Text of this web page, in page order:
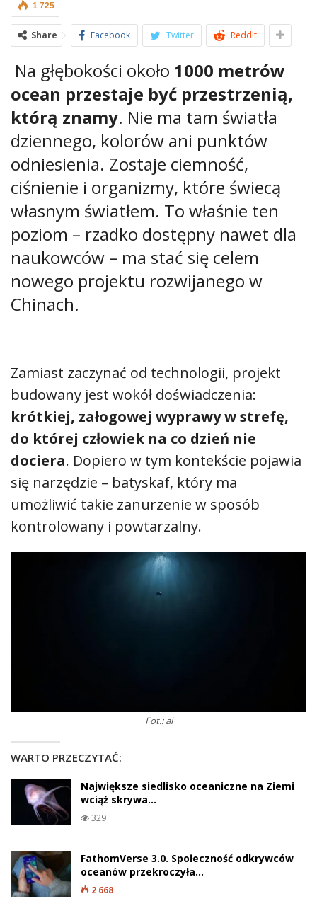
1 725
Share Facebook Twitter ReddIt
Na głębokości około 1000 metrów
ocean przestaje być przestrzenią,
którą znamy. Nie ma tam światła
dziennego, kolorów ani punktów
odniesienia. Zostaje ciemność,
ciśnienie i organizmy, które świecą
własnym światłem. To właśnie ten
poziom – rzadko dostępny nawet dla
naukowców – ma stać się celem
nowego projektu rozwijanego w
Chinach.
Zamiast zaczynać od technologii, projekt
budowany jest wokół doświadczenia:
krótkiej, załogowej wyprawy w strefę,
do której człowiek na co dzień nie
dociera. Dopiero w tym kontekście pojawia
się narzędzie – batyskaf, który ma
umożliwić takie zanurzenie w sposób
kontrolowany i powtarzalny.
Fot.: ai
WARTO PRZECZYTAĆ:
Największe siedlisko oceaniczne na Ziemi
wciąż skrywa…
329
FathomVerse 3.0. Społeczność odkrywców
oceanów przekroczyła…
2 668